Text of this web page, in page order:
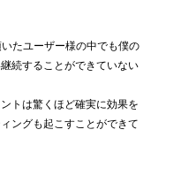
たユーザー様の中でも僕の
続することができていない
トは驚くほど確実に効果を
ングも起こすことができて